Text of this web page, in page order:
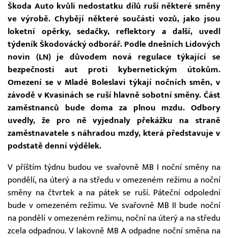
Škoda Auto kvůli nedostatku dílů ruší některé směny
ve výrobě. Chybějí některé součásti vozů, jako jsou
loketní opěrky, sedačky, reflektory a další, uvedl
týdeník Škodovácký odborář. Podle dnešních Lidových
novin (LN) je důvodem nová regulace týkající se
bezpečnosti aut proti kybernetickým útokům.
Omezení se v Mladé Boleslavi týkají nočních směn, v
závodě v Kvasinách se ruší hlavně sobotní směny. Část
zaměstnanců bude doma za plnou mzdu. Odbory
uvedly, že pro ně vyjednaly překážku na straně
zaměstnavatele s náhradou mzdy, která představuje v
podstatě denní výdělek.
V příštím týdnu budou ve svařovně MB I noční směny na
pondělí, na úterý a na středu v omezeném režimu a noční
směny na čtvrtek a na pátek se ruší. Páteční odpolední
bude v omezeném režimu. Ve svařovně MB II bude noční
na pondělí v omezeném režimu, noční na úterý a na středu
zcela odpadnou. V lakovně MB A odpadne noční směna na